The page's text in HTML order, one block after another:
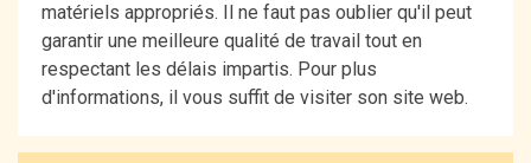
matériels appropriés. Il ne faut pas oublier qu'il peut
garantir une meilleure qualité de travail tout en
respectant les délais impartis. Pour plus
d'informations, il vous suffit de visiter son site web.